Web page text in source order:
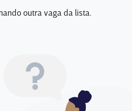
outra vaga da lista.